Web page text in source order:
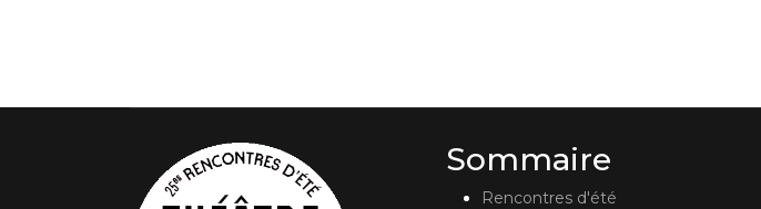
Sommaire
Rencontres d'été